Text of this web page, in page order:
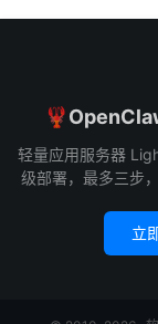
轻量应用服务器
级部署，最多三步
立